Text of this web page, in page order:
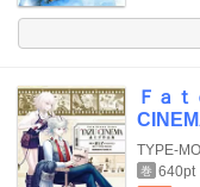
Ｆａ
TYPE-
巻 640pt